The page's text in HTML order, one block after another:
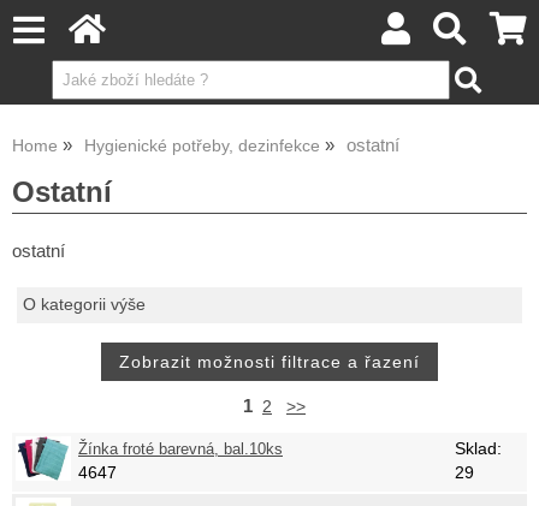
Home Hygienické potřeby, dezinfekce ostatní
Ostatní
ostatní
O kategorii výše
1 2 >>
Žínka froté barevná, bal.10ks
4647
Sklad:
29